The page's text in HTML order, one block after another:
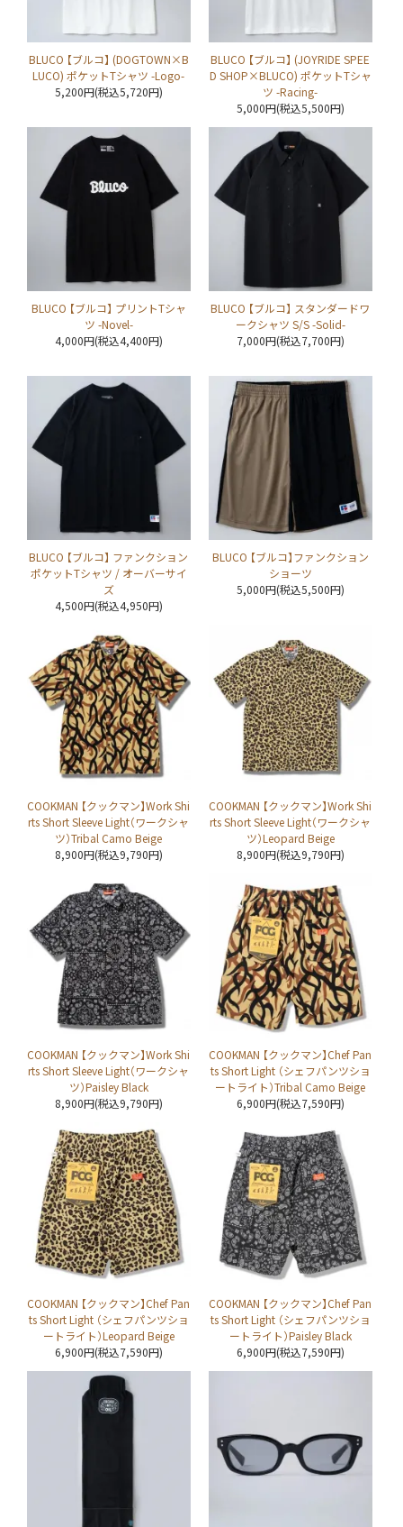
BLUCO 【ブルコ】 (DOGTOWN×B
LUCO) ポケットTシャツ -Logo-
5,200円(税込5,720円)
BLUCO 【ブルコ】 (JOYRIDE SPEE
D SHOP×BLUCO) ポケットTシャ
ツ -Racing-
5,000円(税込5,500円)
BLUCO 【ブルコ】 プリントTシャ
ツ -Novel-
4,000円(税込4,400円)
BLUCO 【ブルコ】 スタンダードワ
ークシャツ S/S -Solid-
7,000円(税込7,700円)
BLUCO 【ブルコ】 ファンクション
ポケットTシャツ / オーバーサイ
ズ
4,500円(税込4,950円)
BLUCO 【ブルコ】ファンクション
ショーツ
5,000円(税込5,500円)
COOKMAN 【クックマン】Work Shi
rts Short Sleeve Light（ワークシャ
ツ）Tribal Camo Beige
8,900円(税込9,790円)
COOKMAN 【クックマン】Work Shi
rts Short Sleeve Light（ワークシャ
ツ）Leopard Beige
8,900円(税込9,790円)
COOKMAN 【クックマン】Work Shi
rts Short Sleeve Light（ワークシャ
ツ）Paisley Black
8,900円(税込9,790円)
COOKMAN 【クックマン】Chef Pan
ts Short Light （シェフパンツショ
ートライト）Tribal Camo Beige
6,900円(税込7,590円)
COOKMAN 【クックマン】Chef Pan
ts Short Light （シェフパンツショ
ートライト）Leopard Beige
6,900円(税込7,590円)
COOKMAN 【クックマン】Chef Pan
ts Short Light （シェフパンツショ
ートライト）Paisley Black
6,900円(税込7,590円)